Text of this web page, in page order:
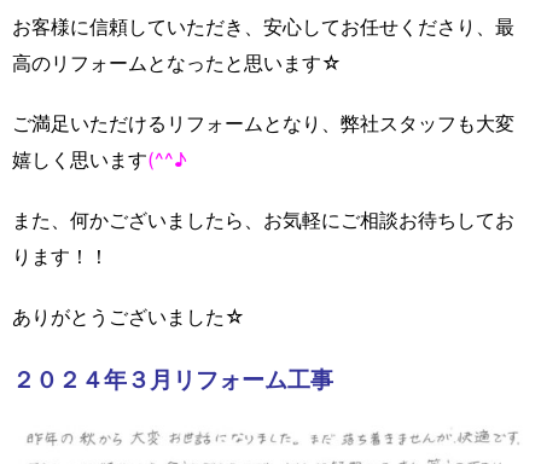
お客様に信頼していただき、安心してお任せくださり、最
高のリフォームとなったと思います☆
ご満足いただけるリフォームとなり、弊社スタッフも大変
嬉しく思います(^^♪
また、何かございましたら、お気軽にご相談お待ちしてお
ります！！
ありがとうございました☆
２０２４年３月リフォーム工事